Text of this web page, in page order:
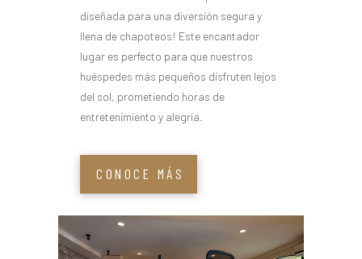
diseñada para una diversión segura y
llena de chapoteos! Este encantador
lugar es perfecto para que nuestros
huéspedes más pequeños disfruten lejos
del sol, prometiendo horas de
entretenimiento y alegría.
CONOCE MÁS